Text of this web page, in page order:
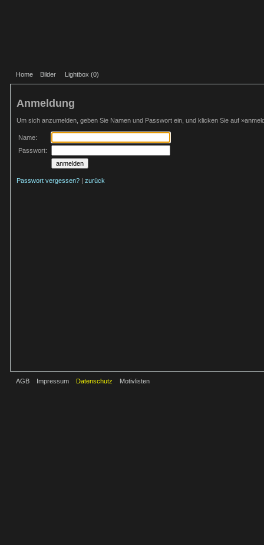
Home Bilder Lightbox (0)
AGB Impressum Datenschutz Motivlisten
Anmeldung
Um sich anzumelden, geben Sie Namen und Passwort ein, und klicken Sie auf
Name:
Passwort:
Passwort vergessen? | zurück